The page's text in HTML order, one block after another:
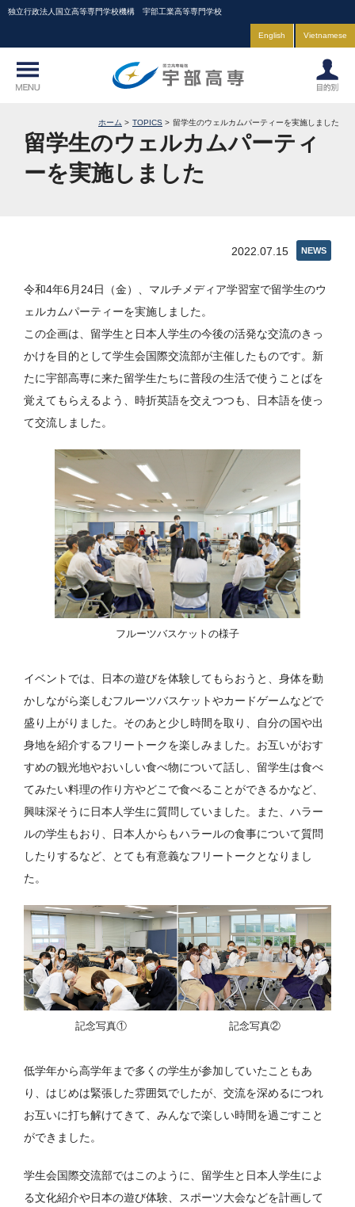
独立行政法人国立高等専門学校機構 宇部工業高等専門学校
English Vietnamese
ホーム TOPICS 留学生のウェルカムパーティーを実施しました
留学生のウェルカムパーティ
ーを実施しました
NEWS
2022.07.15
令和4年6月24日（金）、マルチメディア学習室で留学生のウ
ェルカムパーティーを実施しました。
この企画は、留学生と日本人学生の今後の活発な交流のきっ
かけを目的として学生会国際交流部が主催したものです。新
たに宇部高専に来た留学生たちに普段の生活で使うことばを
覚えてもらえるよう、時折英語を交えつつも、日本語を使っ
て交流しました。
フルーツバスケットの様子
イベントでは、日本の遊びを体験してもらおうと、身体を動
かしながら楽しむフルーツバスケットやカードゲームなどで
盛り上がりました。そのあと少し時間を取り、自分の国や出
身地を紹介するフリートークを楽しみました。お互いがおす
すめの観光地やおいしい食べ物について話し、留学生は食べ
てみたい料理の作り方やどこで食べることができるかなど、
興味深そうに日本人学生に質問していました。また、ハラー
ルの学生もおり、日本人からもハラールの食事について質問
したりするなど、とても有意義なフリートークとなりまし
た。
記念写真① 記念写真②
低学年から高学年まで多くの学生が参加していたこともあ
り、はじめは緊張した雰囲気でしたが、交流を深めるにつれ
お互いに打ち解けてきて、みんなで楽しい時間を過ごすこと
ができました。
学生会国際交流部ではこのように、留学生と日本人学生によ
る文化紹介や日本の遊び体験、スポーツ大会などを計画して